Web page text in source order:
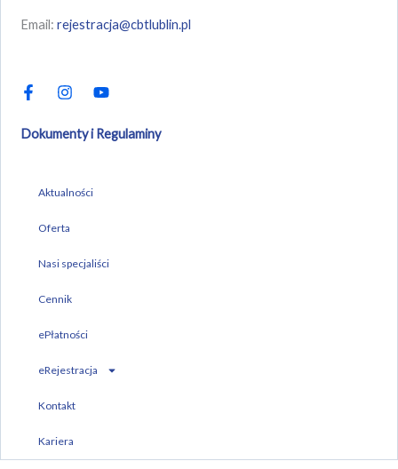
Email:rejestracja@cbtlublin.pl
a
c
b
o
n
s
a
g
m
u
u
b
Dokumenty i Regulaminy
Aktualności
Oferta
Nasi specjaliści
Cennik
ePłatności
eRejestracja
Kontakt
Kariera